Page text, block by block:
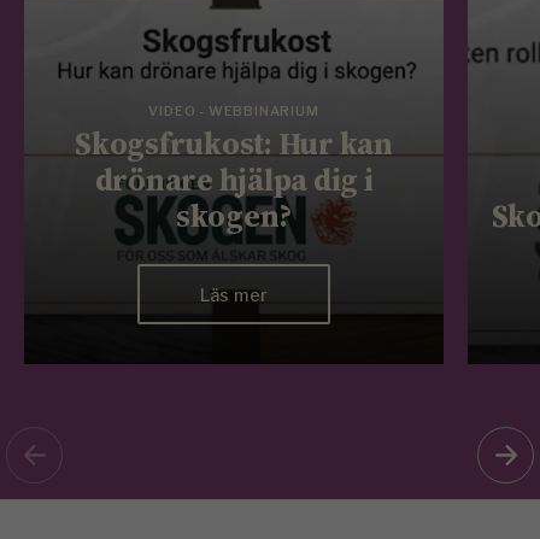
VIDEO - WEBBINARIUM
Skogsfrukost: Hur kan
drönare hjälpa dig i
skogen?
Läs mer